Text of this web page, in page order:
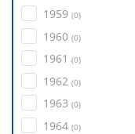
1959 (0)
1960 (0)
1961 (0)
1962 (0)
1963 (0)
1964 (0)